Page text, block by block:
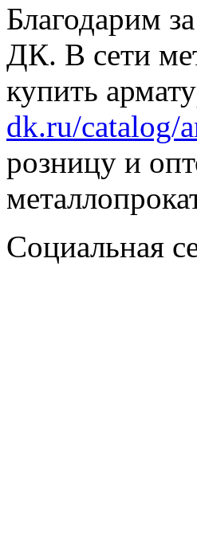
Благодарим
ДК. В сети
купить
dk.ru/catalog/
розницу и
Социальная